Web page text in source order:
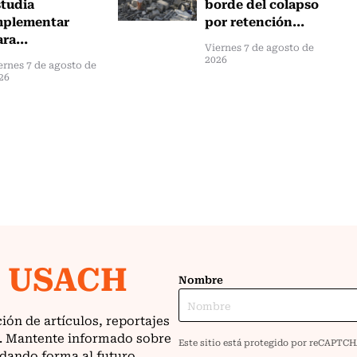
7 de agosto de
por retención...
Viernes 7 de agosto de
2026